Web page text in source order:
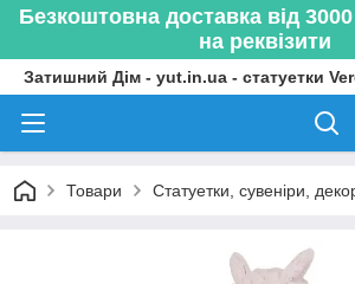
Безкоштовна доставка від
на реквізити
Затишний Дім - yut.in.ua - статуетки
Товари Статуетки, сувеніри,